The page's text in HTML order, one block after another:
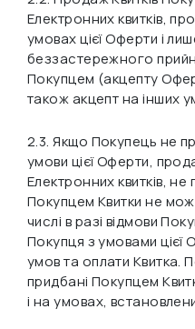
Електронних квитків,
умовах цієї Оферти і
беззастережного
Покупцем (акцепту
також акцепт на інших
2.3. Якщо Покупець не
умови цієї Оферти,
Електронних квитків,
Покупцем Квитки не
числі в разі відмови
Покупця з умовами цієї
умов та оплати Квитка.
придбані Покупцем
і на умовах,